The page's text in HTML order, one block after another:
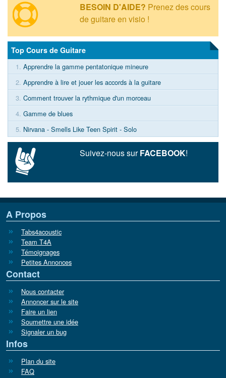
BESOIN D'AIDE? Prenez des cours
de guitare en visio !
Top Cours de Guitare
1. Apprendre la gamme pentatonique mineure
2. Apprendre à lire et jouer les accords à la guitare
3. Comment trouver la rythmique d'un morceau
4. Gamme de blues
5. Nirvana - Smells Like Teen Spirit - Solo
Suivez-nous surFACEBOOK!
A Propos
Tabs4acoustic
Team T4A
Témoignages
Petites Annonces
Contact
Nous contacter
Annoncer sur le site
Faire un lien
Soumettre une idée
Signaler un bug
Infos
Plan du site
FAQ